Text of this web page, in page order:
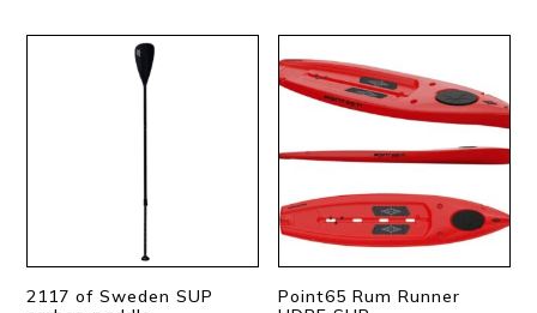
var:
3.195,00 kr..
2.195,00 kr..
2117 of Sweden SUP
Point65 Rum Runner